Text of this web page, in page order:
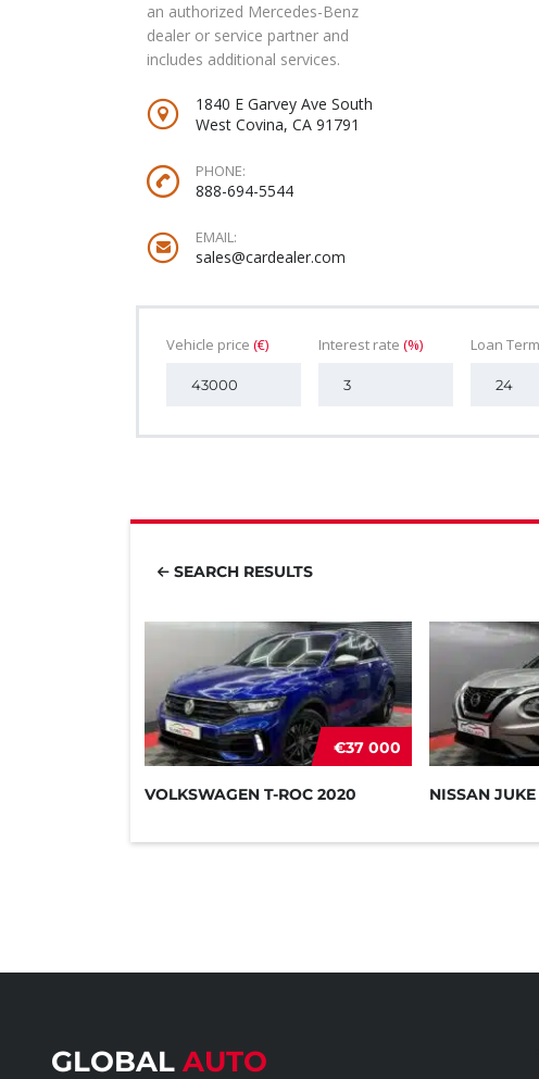
an authorized Mercedes-Benz
dealer or service partner and
includes additional services.
1840 E Garvey Ave South
West Covina, CA 91791
PHONE:
888-694-5544
EMAIL:
sales@cardealer.com
Vehicle price (€) Interest rate (%) Loan
SEARCH RESULTS
€37 000
VOLKSWAGEN T-ROC 2020 NISSAN
GLOBAL AUTO